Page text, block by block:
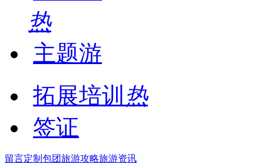
热
主题游
拓展培训 热
签证
留言定制包团旅游攻略旅游资讯